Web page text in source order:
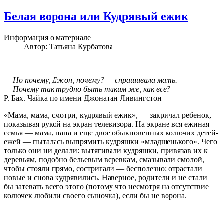
Белая ворoна или Кудрявый ежик
Информация о материале
Автор: Татьяна Курбатова
— Но почему, Джон, почему? — спрашивала мать.
— Почему так трудно быть таким же, как все?
Р. Бах. Чайка по имени Джонатан Ливингстон
«Мама, мама, смотри, кудрявый ежик», — закричал ребенок,
показывая рукой на экран телевизора. На экране вся ежиная
семья — мама, папа и еще двое обыкновенных колючих детей-
ежей — пыталась выпрямить кудряшки «младшенького». Чего
только они ни делали: вытягивали кудряшки, привязав их к
деревьям, подобно бельевым веревкам, смазывали смолой,
чтобы стояли прямо, состригали — бесполезно: отрастали
новые и снова кудрявились. Наверное, родители и не стали
бы затевать всего этого (потому что несмотря на отсутствие
колючек любили своего сыночка), если бы не ворона.